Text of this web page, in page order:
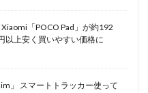
「POCO Pad」が約192
以上安く買いやすい価格に
」 スマートトラッカー使って